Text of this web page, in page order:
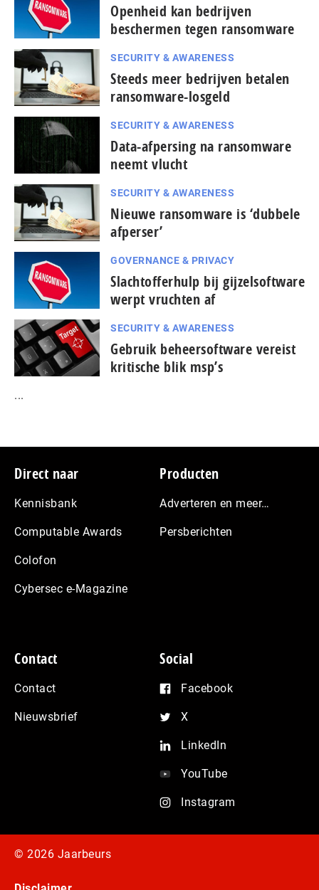
Openheid kan bedrijven
beschermen tegen ransomware
SECURITY & AWARENESS
Steeds meer bedrijven betalen
ransomware-losgeld
SECURITY & AWARENESS
Data-afpersing na ransomware
neemt vlucht
SECURITY & AWARENESS
Nieuwe ransomware is ‘dubbele
afperser’
GOVERNANCE & PRIVACY
Slachtofferhulp bij gijzelsoftware
werpt vruchten af
SECURITY & AWARENESS
Gebruik beheersoftware vereist
kritische blik msp’s
...
Footer
Direct naar
Kennisbank
Computable Awards
Colofon
Cybersec e-Magazine
Producten
Adverteren en meer…
Persberichten
Contact
Contact
Nieuwsbrief
Social
Facebook
X
LinkedIn
YouTube
Instagram
© 2026 Jaarbeurs